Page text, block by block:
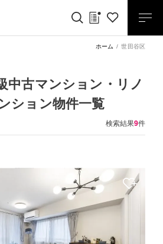
ホーム 世田谷区
中古マンション・リノ
ション物件一覧
検索結果9件